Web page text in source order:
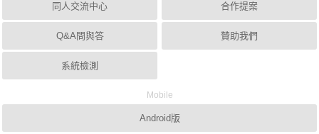
同人交流中心
Q&A問與答
系統檢測
合作提案
贊助我們
Mobile
Android版